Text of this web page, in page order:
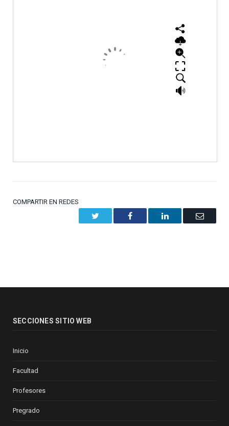
COMPARTIR EN REDES
Facebook LinkedIn Email
SECCIONES SITIO WEB
Inicio
Facultad
Profesores
Pregrado